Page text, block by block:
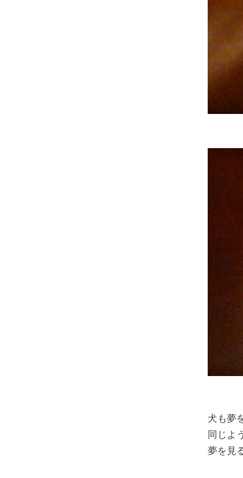
犬も夢
同じよ
夢を見